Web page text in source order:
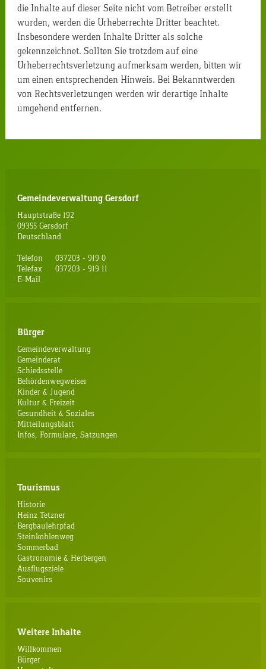
die Inhalte auf dieser Seite nicht vom Betreiber erstellt
wurden, werden die Urheberrechte Dritter beachtet.
Insbesondere werden Inhalte Dritter als solche
gekennzeichnet. Sollten Sie trotzdem auf eine
Urheberrechtsverletzung aufmerksam werden, bitten wir
um einen entsprechenden Hinweis. Bei Bekanntwerden
von Rechtsverletzungen werden wir derartige Inhalte
umgehend entfernen.
Gemeindeverwaltung Gersdorf
Hauptstraße 192
09355 Gersdorf
Deutschland
Telefon
037203 - 919 0
Telefax
037203 - 919 11
E-Mail
Bürger
Gemeindeverwaltung
Gemeinderat
Schiedsstelle
Behördenwegweiser
Kinder & Jugend
Kultur & Freizeit
Gesundheit & Soziales
Mitteilungsblatt
Infos, Formulare, Satzungen
Tourismus
Historie
Heinz Tetzner
Bergbaulehrpfad
Steinkohlenweg
Sommerbad
Gastronomie & Herbergen
Ausflugsziele
Souvenirs
Weitere Inhalte
Willkommen
Bürger